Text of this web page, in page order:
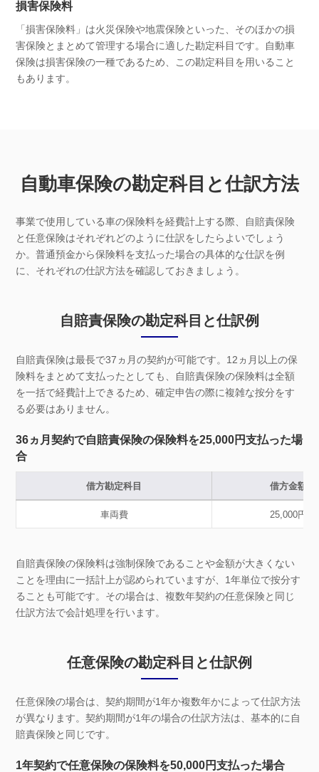
損害保険料
「損害保険料」は火災保険や地震保険といった、そのほかの損
害保険とまとめて管理する場合に適した勘定科目です。自動車
保険は損害保険の一種であるため、この勘定科目を用いること
もあります。
自動車保険の勘定科目と仕訳方法
事業で使用している車の保険料を経費計上する際、自賠責保険
と任意保険はそれぞれどのように仕訳をしたらよいでしょう
か。普通預金から保険料を支払った場合の具体的な仕訳を例
に、それぞれの仕訳方法を確認しておきましょう。
自賠責保険の勘定科目と仕訳例
自賠責保険は最長で37ヵ月の契約が可能です。12ヵ月以上の保
険料をまとめて支払ったとしても、自賠責保険の保険料は全額
を一括で経費計上できるため、確定申告の際に複雑な按分をす
る必要はありません。
36ヵ月契約で自賠責保険の保険料を25,000円支払った場
合
借方勘定科目 借方金額
車両費 25,000円
自賠責保険の保険料は強制保険であることや金額が大きくない
ことを理由に一括計上が認められていますが、1年単位で按分す
ることも可能です。その場合は、複数年契約の任意保険と同じ
仕訳方法で会計処理を行います。
任意保険の勘定科目と仕訳例
任意保険の場合は、契約期間が1年か複数年かによって仕訳方法
が異なります。契約期間が1年の場合の仕訳方法は、基本的に自
賠責保険と同じです。
1年契約で任意保険の保険料を50,000円支払った場合